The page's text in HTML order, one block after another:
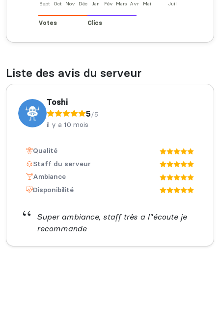
Sept Oct Nov Déc Jan Fév Mars Avr Mai Juil
Votes Clics
Liste des avis du serveur
Toshi
5/5
il y a 10 mois
Qualité
Staff du serveur
Ambiance
Disponibilité
Super ambiance, staff très a l"écoute je
recommande